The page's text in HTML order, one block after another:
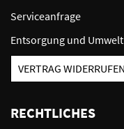
Serviceanfrage
Entsorgung und Umwelt
VERTRAG WIDERRUFEN
RECHTLICHES